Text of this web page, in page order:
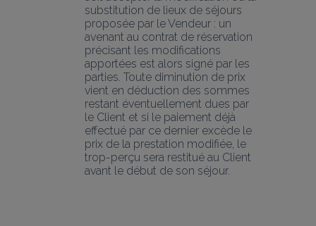
substitution de lieux de séjours
proposée par le Vendeur : un
avenant au contrat de réservation
précisant les modifications
apportées est alors signé par les
parties. Toute diminution de prix
vient en déduction des sommes
restant éventuellement dues par
le Client et si le paiement déjà
effectué par ce dernier excède le
prix de la prestation modifiée, le
trop-perçu sera restitué au Client
avant le début de son séjour.